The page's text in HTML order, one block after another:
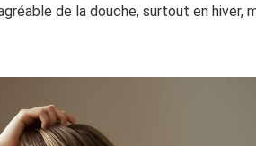
de la douche, surtout en hiver,